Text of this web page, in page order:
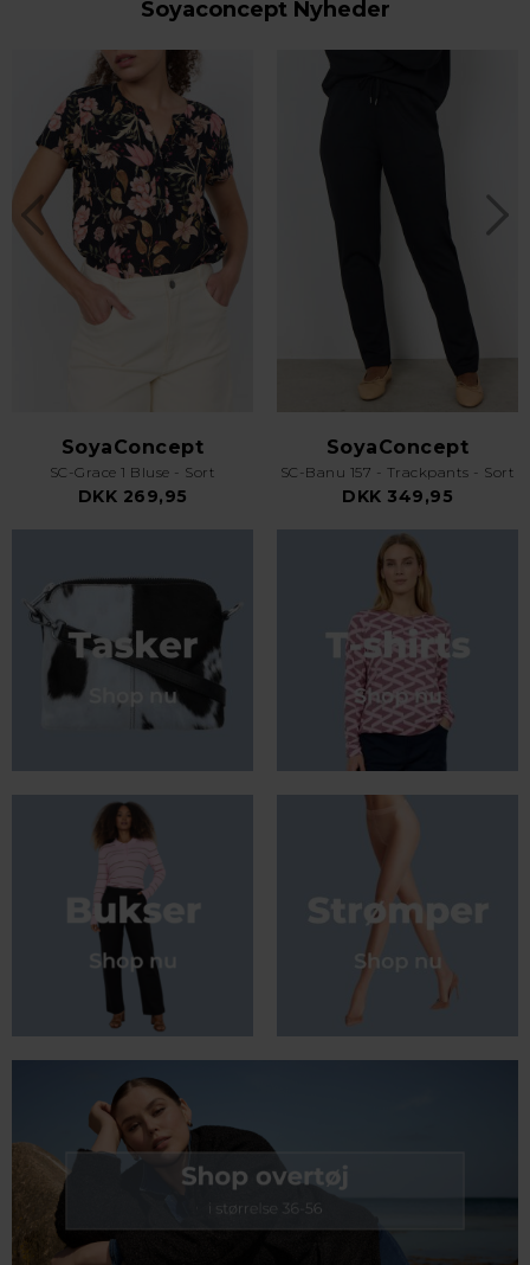
Soyaconcept Nyheder
SoyaConcept
SC-Grace 1 Bluse - Sort
DKK 269,95
SoyaConcept
SC-Banu 157 - Trackpants - Sort
DKK 349,95